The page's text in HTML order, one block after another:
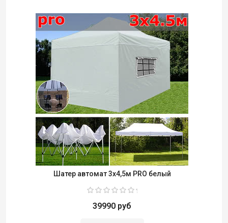
Шатер автомат 3x4,5м PRO белый
39990 руб